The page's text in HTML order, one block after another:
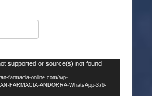
supported or source(s) not found
farmacia-online.com/wp-
FARMACIA-ANDORRA-WhatsApp-376-